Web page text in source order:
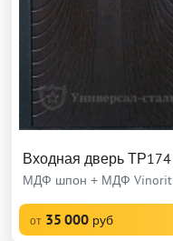
Входная дверь ТР174
МДФ шпон + МДФ Vinorit
от 35 000 руб